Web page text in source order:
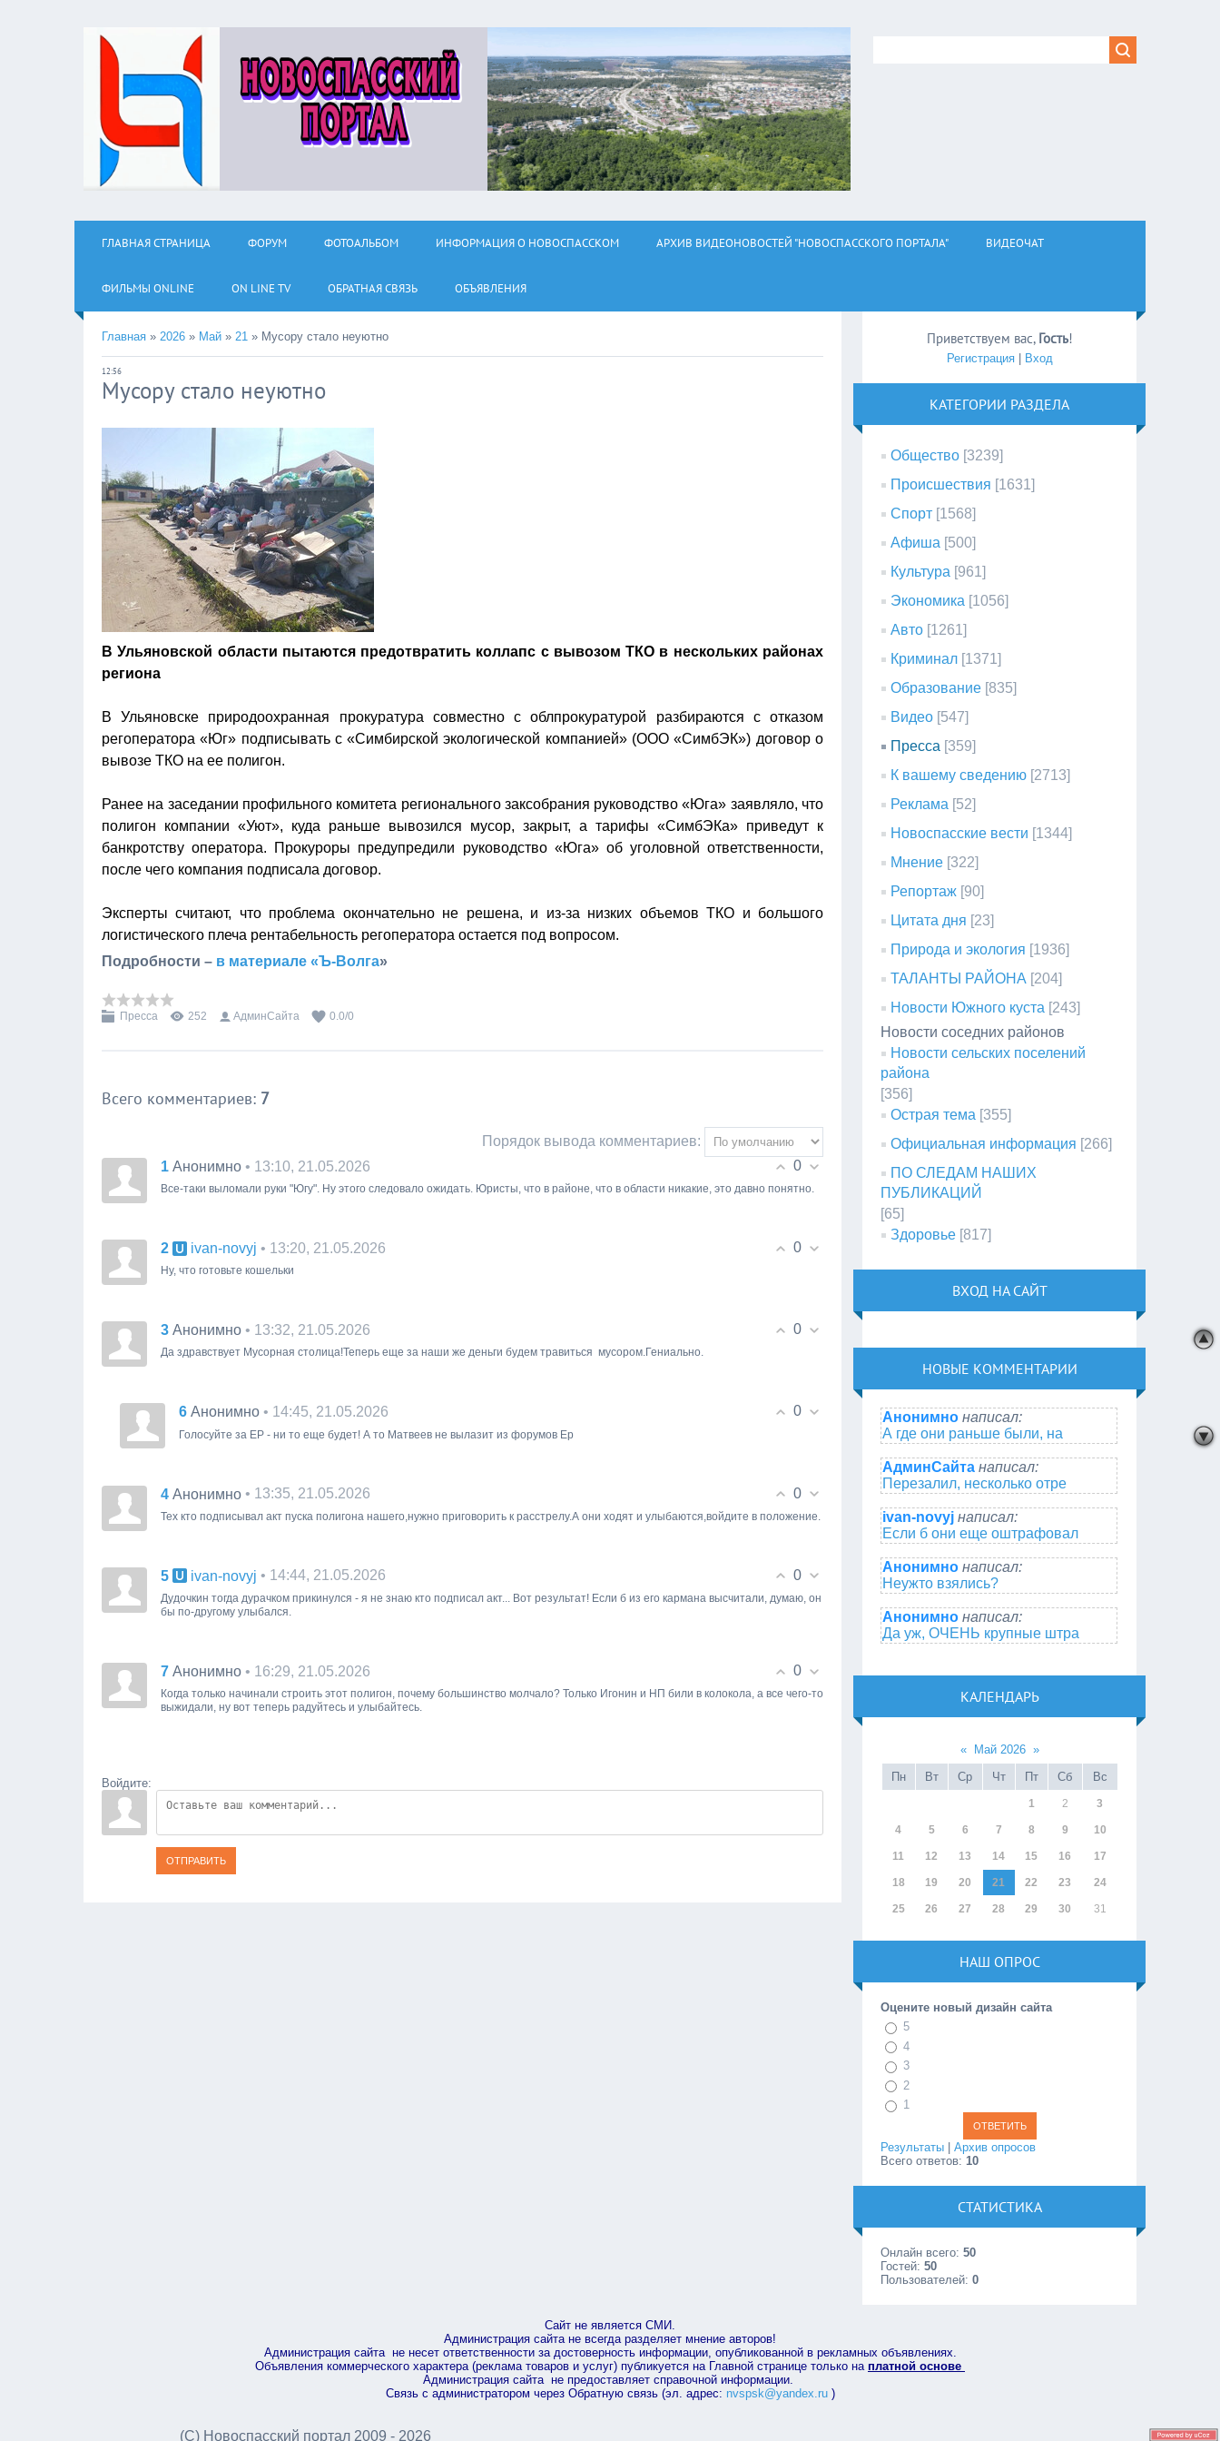
ГЛАВНАЯ СТРАНИЦА ФОРУМ ФОТОАЛЬБОМ ИНФОРМАЦИЯ О НОВОСПАССКОМ АРХИВ ВИДЕОНОВОСТЕЙ "НОВОСПАССКОГО ПОРТАЛА" ВИДЕОЧАТ
ФИЛЬМЫ ОNLINE ON LINE TV ОБРАТНАЯ СВЯЗЬ ОБЪЯВЛЕНИЯ
Главная » 2026 » Май » 21 » Мусору стало неуютно
12:56
Мусору стало неуютно
В Ульяновской области пытаются предотвратить коллапс с вывозом ТКО в нескольких районах
региона
В Ульяновске природоохранная прокуратура совместно с облпрокуратурой разбираются с отказом
регоператора «Юг» подписывать с «Симбирской экологической компанией» (ООО «СимбЭК») договор о
вывозе ТКО на ее полигон.
Ранее на заседании профильного комитета регионального заксобрания руководство «Юга» заявляло, что
полигон компании «Уют», куда раньше вывозился мусор, закрыт, а тарифы «СимбЭКа» приведут к
банкротству оператора. Прокуроры предупредили руководство «Юга» об уголовной ответственности,
после чего компания подписала договор.
Эксперты считают, что проблема окончательно не решена, и из-за низких объемов ТКО и большого
логистического плеча рентабельность регоператора остается под вопросом.
Подробности – в материале «Ъ-Волга»
Пресса 252 АдминСайта 0.0/0
Всего комментариев: 7
Порядок вывода комментариев:
0
1 Анонимно • 13:10, 21.05.2026
Все-таки выломали руки "Югу". Ну этого следовало ожидать. Юристы, что в районе, что в области никакие, это давно понятно.
0
2 ivan-novyj • 13:20, 21.05.2026
Ну, что готовьте кошельки
0
3 Анонимно • 13:32, 21.05.2026
Да здравствует Мусорная столица!Теперь еще за наши же деньги будем травиться мусором.Гениально.
0
6 Анонимно • 14:45, 21.05.2026
Голосуйте за ЕР - ни то еще будет! А то Матвеев не вылазит из форумов Ер
0
4 Анонимно • 13:35, 21.05.2026
Тех кто подписывал акт пуска полигона нашего,нужно приговорить к расстрелу.А они ходят и улыбаются,войдите в положение.
0
5 ivan-novyj • 14:44, 21.05.2026
Дудочкин тогда дурачком прикинулся - я не знаю кто подписал акт... Вот результат! Если б из его кармана высчитали, думаю, он
бы по-другому улыбался.
0
7 Анонимно • 16:29, 21.05.2026
Когда только начинали строить этот полигон, почему большинство молчало? Только Игонин и НП били в колокола, а все чего-то
выжидали, ну вот теперь радуйтесь и улыбайтесь.
Войдите:
ОТПРАВИТЬ
Приветствуем вас, Гость!
Регистрация| Вход
КАТЕГОРИИ РАЗДЕЛА
Общество [3239]
Происшествия [1631]
Спорт [1568]
Афиша [500]
Культура [961]
Экономика [1056]
Авто [1261]
Криминал [1371]
Образование [835]
Видео [547]
Пресса [359]
К вашему сведению [2713]
Реклама [52]
Новоспасские вести [1344]
Мнение [322]
Репортаж [90]
Цитата дня [23]
Природа и экология [1936]
ТАЛАНТЫ РАЙОНА [204]
Новости Южного куста [243]
Новости соседних районов
Новости сельских поселений
района
[356]
Острая тема [355]
Официальная информация [266]
ПО СЛЕДАМ НАШИХ
ПУБЛИКАЦИЙ
[65]
Здоровье [817]
ВХОД НА САЙТ
НОВЫЕ КОММЕНТАРИИ
Анонимно написал:
А где они раньше были, на
АдминСайта написал:
Перезалил, несколько отре
ivan-novyj написал:
Если б они еще оштрафовал
Анонимно написал:
Неужто взялись?
Анонимно написал:
Да уж, ОЧЕНЬ крупные штра
КАЛЕНДАРЬ
« Май 2026 »
Пн
Вт Ср Чт Пт Сб Вс
1 2 3
4 5 6 7 8 9 10
11 12 13 14 15 16 17
18 19 20 21 22 23 24
25 26 27 28 29 30 31
НАШ ОПРОС
Оцените новый дизайн сайта
5
4
3
2
1
Результаты |Архив опросов
Всего ответов: 10
СТАТИСТИКА
Онлайн всего:50
Гостей:50
Пользователей:0
Сайт не является СМИ.
Администрация сайта не всегда разделяет мнение авторов!
Администрация сайта не несет ответственности за достоверность информации, опубликованной в рекламных объявлениях.
Объявления коммерческого характера (реклама товаров и услуг) публикуется на Главной странице только на платной основе
Администрация сайта не предоставляет справочной информации.
Связь с администратором через Обратную связь (эл. адрес: nvspsk@yandex.ru)
(С) Новоспасский портал 2009 - 2026